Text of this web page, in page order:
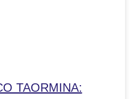
TAORMINA: